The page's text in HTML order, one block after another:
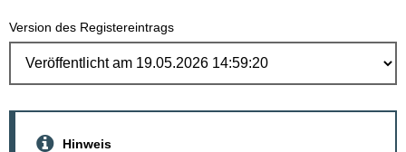
Version des Registereintrags
Hinweis